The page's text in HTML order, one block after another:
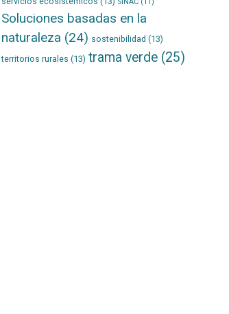
Soluciones basadas en la
naturaleza (24) sostenibilidad (13)
territorios rurales (13) trama verde(25)